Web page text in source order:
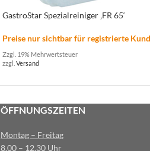
GastroStar Spezialreiniger ‚FR 65‘
Preise nur sichtbar für registrierte
Zzgl. 19% Mehrwertsteuer
zzgl. Versand
ÖFFNUNGSZEITEN
Montag – Freitag
8.00 – 12.30 Uhr